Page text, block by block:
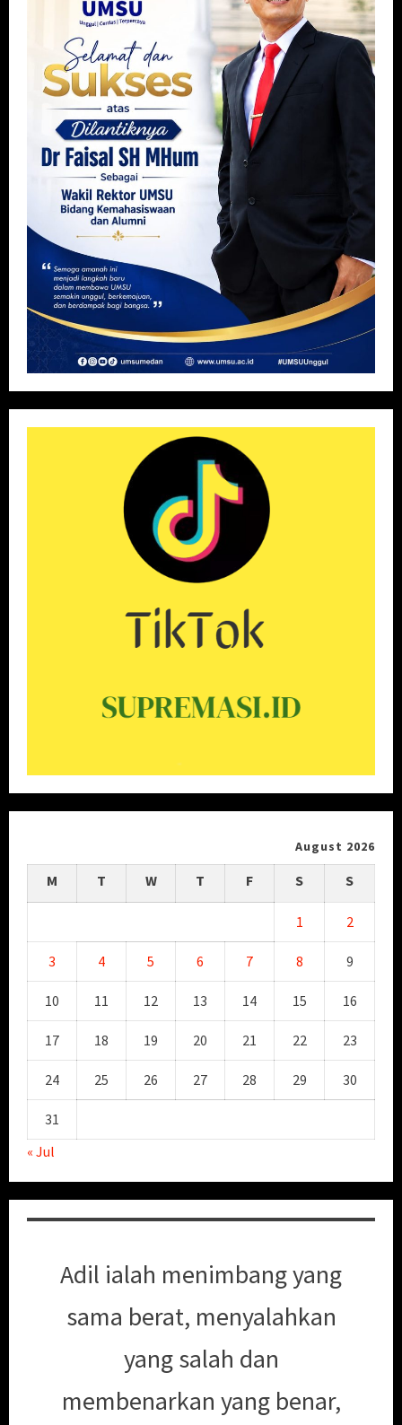
August 2026
M T W T F S S
1 2
3 4 5 6 7 8 9
10 11 12 13 14 15 16
17 18 19 20 21 22 23
24 25 26 27 28 29 30
31
« Jul
Adil ialah menimbang yang
sama berat, menyalahkan
yang salah dan
membenarkan yang benar,